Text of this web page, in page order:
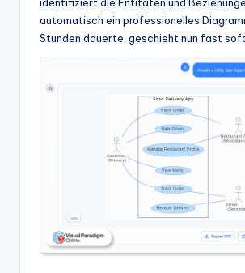
dautomatisch ein professionelles
Stunden dauerte, geschieht nun fast